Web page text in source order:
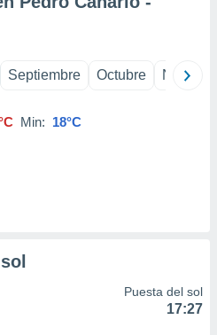
Septiembre Octubre
Min: 18°C
Puesta del sol
17:27